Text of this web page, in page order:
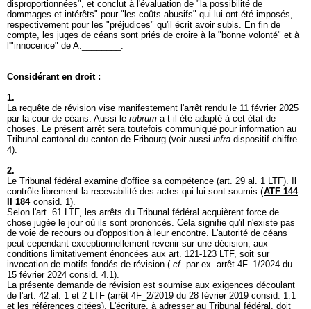
disproportionnées", et conclut à l'évaluation de "la possibilité de
dommages et intérêts" pour "les coûts abusifs" qui lui ont été imposés,
respectivement pour les "préjudices" qu'il écrit avoir subis. En fin de
compte, les juges de céans sont priés de croire à la "bonne volonté" et à
l'"innocence" de A.________.
Considérant en droit :
1.
La requête de révision vise manifestement l'arrêt rendu le 11 février 2025
par la cour de céans. Aussi le rubrum a-t-il été adapté à cet état de
choses. Le présent arrêt sera toutefois communiqué pour information au
Tribunal cantonal du canton de Fribourg (voir aussi infra dispositif chiffre
4).
2.
Le Tribunal fédéral examine d'office sa compétence (art. 29 al. 1 LTF). Il
contrôle librement la recevabilité des actes qui lui sont soumis (ATF 144
II 184 consid. 1).
Selon l'art. 61 LTF, les arrêts du Tribunal fédéral acquièrent force de
chose jugée le jour où ils sont prononcés. Cela signifie qu'il n'existe pas
de voie de recours ou d'opposition à leur encontre. L'autorité de céans
peut cependant exceptionnellement revenir sur une décision, aux
conditions limitativement énoncées aux art. 121-123 LTF, soit sur
invocation de motifs fondés de révision ( cf. par ex. arrêt 4F_1/2024 du
15 février 2024 consid. 4.1).
La présente demande de révision est soumise aux exigences découlant
de l'art. 42 al. 1 et 2 LTF (arrêt 4F_2/2019 du 28 février 2019 consid. 1.1
et les références citées). L'écriture, à adresser au Tribunal fédéral, doit